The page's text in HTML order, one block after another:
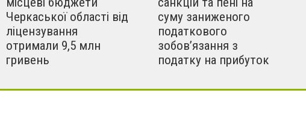
Черкаської області від
ліцензування
отримали 9,5 млн
гривень
суму заниженого
податкового
зобов’язання з
податку на прибуток